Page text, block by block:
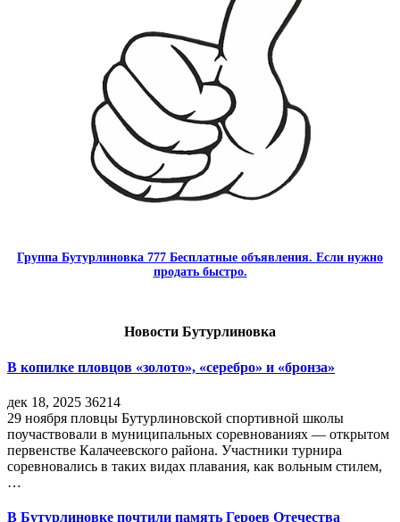
Группа Бутурлиновка 777 Бесплатные объявления. Если нужно
продать быстро.
Новости Бутурлиновка
В копилке пловцов «золото», «серебро» и «бронза»
дек 18, 2025 36214
29 ноября пловцы Бутурлиновской спортивной школы
поучаствовали в муниципальных соревнованиях — открытом
первенстве Калачеевского района. Участники турнира
соревновались в таких видах плавания, как вольным стилем,
…
В Бутурлиновке почтили память Героев Отечества